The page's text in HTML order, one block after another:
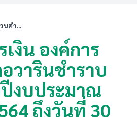
นตำ...
งิน องค์การ
วารินชำราบ
งบประมาณ
ถึงวันที่ 30